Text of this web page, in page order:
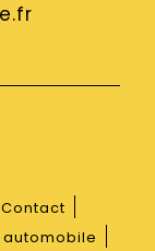
Contact